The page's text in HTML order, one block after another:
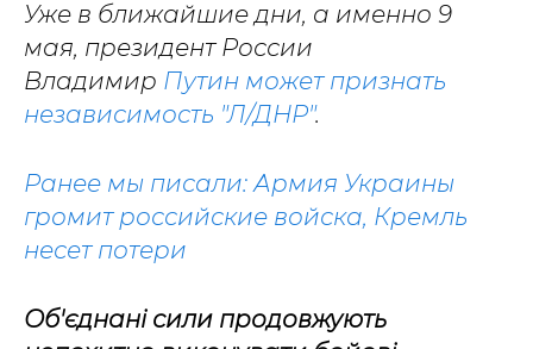
Уже в ближайшие дни, а именно 9
мая, президент России
Владимир Путин может признать
независимость "Л/ДНР".
Ранее мы писали: Армия Украины
громит российские войска, Кремль
несет потери
Об'єднані сили продовжують